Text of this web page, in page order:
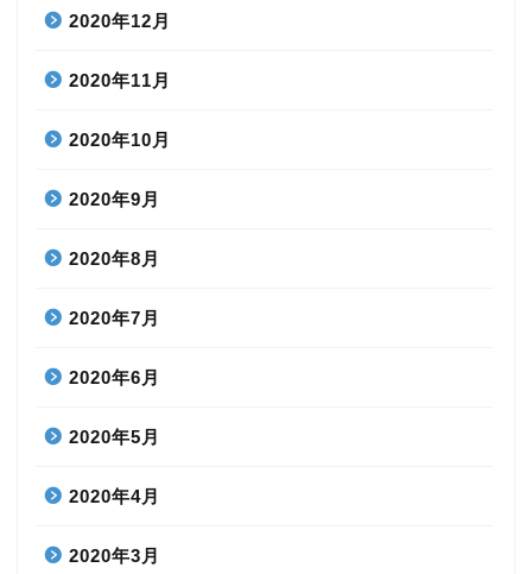
2020年12月
2020年11月
2020年10月
2020年9月
2020年8月
2020年7月
2020年6月
2020年5月
2020年4月
2020年3月